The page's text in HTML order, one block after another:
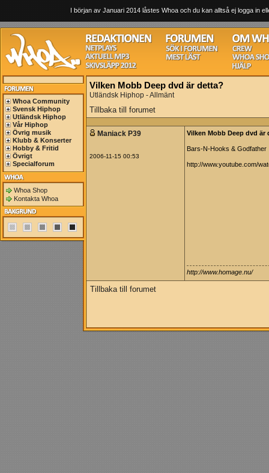
I början av Januari 2014 låstes Whoa och du kan alltså ej logga in
Whoa Community
Svensk Hiphop
Utländsk Hiphop
Vår Hiphop
Övrig musik
Klubb & Konserter
Hobby & Fritid
Övrigt
Specialforum
Whoa Shop
Kontakta Whoa
Vilken Mobb Deep dvd är detta?
Utländsk Hiphop - Allmänt
Tillbaka till forumet
Maniack P39
2006-11-15 00:53
Vilken Mobb Deep dvd är
Bars-N-Hooks &
http://www.youtube.com/
http://www.homage.nu/
Tillbaka till forumet